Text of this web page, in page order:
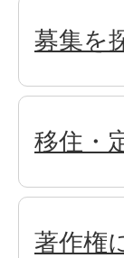
募集を
移住・
著作権